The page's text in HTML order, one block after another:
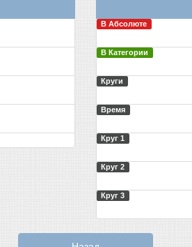
В Абсолюте
В Категории
Круги
Время
Круг 1
Круг 2
Круг 3